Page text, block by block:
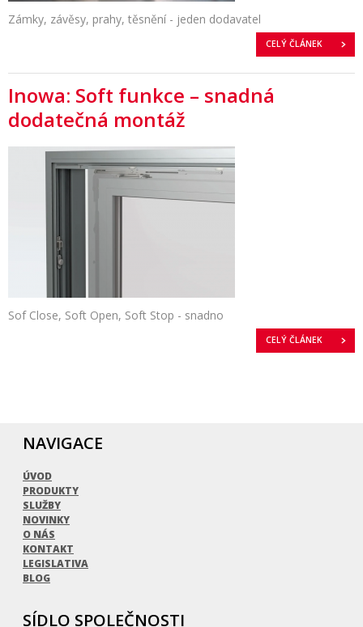
Zámky, závěsy, prahy, těsnění - jeden dodavatel
CELÝ ČLÁNEK
Inowa: Soft funkce – snadná
dodatečná montáž
Sof Close, Soft Open, Soft Stop - snadno
CELÝ ČLÁNEK
NAVIGACE
ÚVOD
PRODUKTY
SLUŽBY
NOVINKY
O NÁS
KONTAKT
LEGISLATIVA
BLOG
SÍDLO SPOLEČNOSTI